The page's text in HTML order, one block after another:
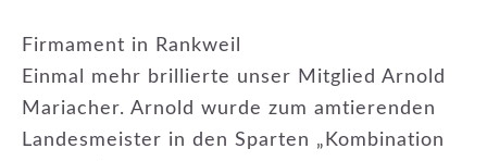
Firmament in Rankweil
Einmal mehr brillierte unser Mitglied Arnold
Mariacher. Arnold wurde zum amtierenden
Landesmeister in den Sparten „Kombination